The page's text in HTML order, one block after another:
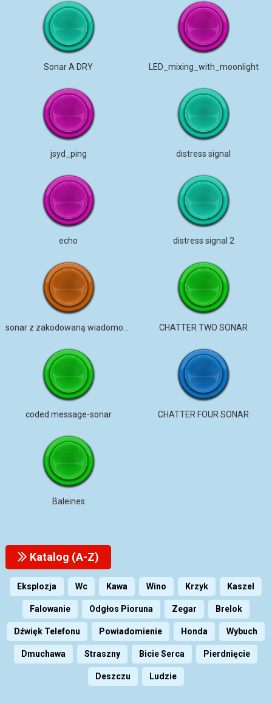
Sonar A DRY LED_mixing_with_moonlight
jsyd_ping distress signal
echo distress signal 2
CHATTER TWO SONAR
coded message-sonar CHATTER FOUR SONAR
Baleines
Katalog (A-Z)
Eksplozja Wc Kawa Wino Krzyk Kaszel
Falowanie Odgłos Pioruna Zegar Brelok
Dźwięk Telefonu Powiadomienie Honda Wybuch
Dmuchawa Straszny Bicie Serca Pierdnięcie
Deszczu Ludzie